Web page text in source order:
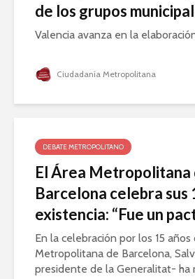
de los grupos
Valencia avanza en la
Ciudadanía Metropolitana
DEBATE METROPOLITANO
El Área Metropolitana
Barcelona celebra sus
existencia: “Fue un
En la celebración por los 15
Metropolitana de Barcelona,
presidente de la Generalitat- ha